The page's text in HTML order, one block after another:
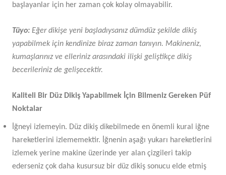
başlayanlar için her zaman çok kolay olmayabilir.
Tüyo: Eğer dikişe yeni başladıysanız dümdüz şekilde dikiş
yapabilmek için kendinize biraz zaman tanıyın. Makineniz,
kumaşlarınız ve elleriniz arasındaki ilişki geliştikçe dikiş
becerileriniz de gelişecektir.
Kaliteli Bir Düz Dikiş Yapabilmek İçin Bilmeniz Gereken Püf
Noktalar
İğneyi izlemeyin. Düz dikiş dikebilmede en önemli kural iğne
hareketlerini izlememektir. İğnenin aşağı yukarı hareketlerini
izlemek yerine makine üzerinde yer alan çizgileri takip
ederseniz çok daha kusursuz bir düz dikiş sonucu elde etmiş